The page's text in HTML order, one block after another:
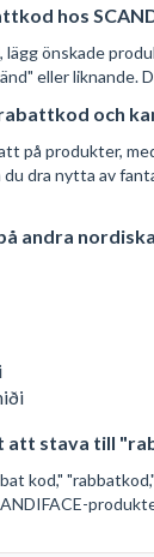
hos
önskade
eller liknande.
och
på produkter,
dra nytta av
andra
att stava till
kod,"